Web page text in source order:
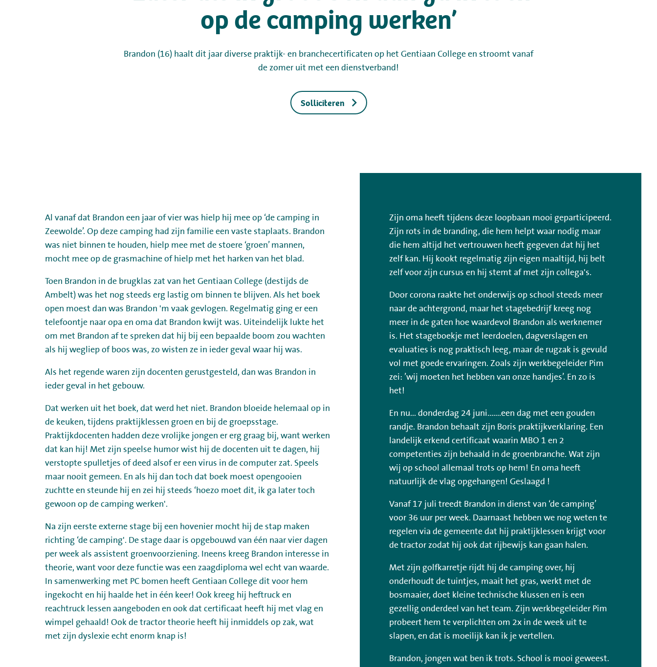
op de camping werken’
Brandon (16) haalt dit jaar diverse praktijk- en branchecertificaten op het Gentiaan College en stroomt vanaf
de zomer uit met een dienstverband!
Solliciteren
Al vanaf dat Brandon een jaar of vier was hielp hij mee op ‘de camping in
Zeewolde’. Op deze camping had zijn familie een vaste staplaats. Brandon
was niet binnen te houden, hielp mee met de stoere ‘groen’ mannen,
mocht mee op de grasmachine of hielp met het harken van het blad.
Toen Brandon in de brugklas zat van het Gentiaan College (destijds de
Ambelt) was het nog steeds erg lastig om binnen te blijven. Als het boek
open moest dan was Brandon 'm vaak gevlogen. Regelmatig ging er een
telefoontje naar opa en oma dat Brandon kwijt was. Uiteindelijk lukte het
om met Brandon af te spreken dat hij bij een bepaalde boom zou wachten
als hij wegliep of boos was, zo wisten ze in ieder geval waar hij was.
Als het regende waren zijn docenten gerustgesteld, dan was Brandon in
ieder geval in het gebouw.
Dat werken uit het boek, dat werd het niet. Brandon bloeide helemaal op in
de keuken, tijdens praktijklessen groen en bij de groepsstage.
Praktijkdocenten hadden deze vrolijke jongen er erg graag bij, want werken
dat kan hij! Met zijn speelse humor wist hij de docenten uit te dagen, hij
verstopte spulletjes of deed alsof er een virus in de computer zat. Speels
maar nooit gemeen. En als hij dan toch dat boek moest opengooien
zuchtte en steunde hij en zei hij steeds ‘hoezo moet dit, ik ga later toch
gewoon op de camping werken'.
Na zijn eerste externe stage bij een hovenier mocht hij de stap maken
richting ‘de camping'. De stage daar is opgebouwd van één naar vier dagen
per week als assistent groenvoorziening. Ineens kreeg Brandon interesse in
theorie, want voor deze functie was een zaagdiploma wel echt van waarde.
In samenwerking met PC bomen heeft Gentiaan College dit voor hem
ingekocht en hij haalde het in één keer! Ook kreeg hij heftruck en
reachtruck lessen aangeboden en ook dat certificaat heeft hij met vlag en
wimpel gehaald! Ook de tractor theorie heeft hij inmiddels op zak, wat
met zijn dyslexie echt enorm knap is!
Zijn oma heeft tijdens deze loopbaan mooi geparticipeerd.
Zijn rots in de branding, die hem helpt waar nodig maar
die hem altijd het vertrouwen heeft gegeven dat hij het
zelf kan. Hij kookt regelmatig zijn eigen maaltijd, hij belt
zelf voor zijn cursus en hij stemt af met zijn collega's.
Door corona raakte het onderwijs op school steeds meer
naar de achtergrond, maar het stagebedrijf kreeg nog
meer in de gaten hoe waardevol Brandon als werknemer
is. Het stageboekje met leerdoelen, dagverslagen en
evaluaties is nog praktisch leeg, maar de rugzak is gevuld
vol met goede ervaringen. Zoals zijn werkbegeleider Pim
zei: ’wij moeten het hebben van onze handjes’. En zo is
het!
En nu... donderdag 24 juni.......een dag met een gouden
randje. Brandon behaalt zijn Boris praktijkverklaring. Een
landelijk erkend certificaat waarin MBO 1 en 2
competenties zijn behaald in de groenbranche. Wat zijn
wij op school allemaal trots op hem! En oma heeft
natuurlijk de vlag opgehangen! Geslaagd !
Vanaf 17 juli treedt Brandon in dienst van ‘de camping’
voor 36 uur per week. Daarnaast hebben we nog weten te
regelen via de gemeente dat hij praktijklessen krijgt voor
de tractor zodat hij ook dat rijbewijs kan gaan halen.
Met zijn golfkarretje rijdt hij de camping over, hij
onderhoudt de tuintjes, maait het gras, werkt met de
bosmaaier, doet kleine technische klussen en is een
gezellig onderdeel van het team. Zijn werkbegeleider Pim
probeert hem te verplichten om 2x in de week uit te
slapen, en dat is moeilijk kan ik je vertellen.
Brandon, jongen wat ben ik trots. School is mooi geweest.